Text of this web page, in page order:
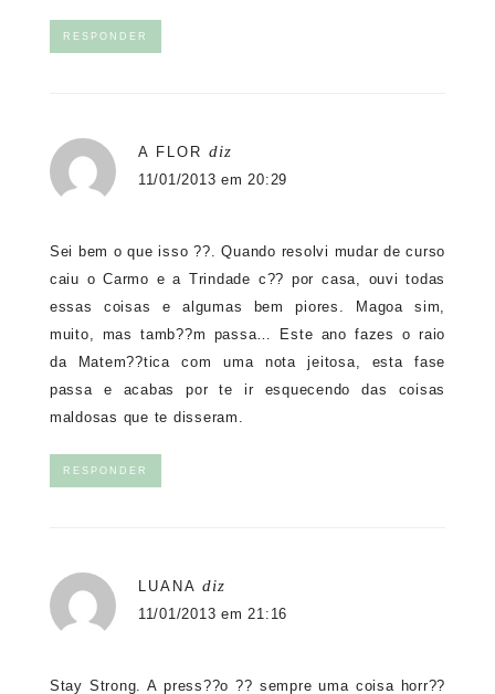
RESPONDER
A FLOR diz
11/01/2013 em 20:29
Sei bem o que isso ??. Quando resolvi mudar de curso
caiu o Carmo e a Trindade c?? por casa, ouvi todas
essas coisas e algumas bem piores. Magoa sim,
muito, mas tamb??m passa… Este ano fazes o raio
da Matem??tica com uma nota jeitosa, esta fase
passa e acabas por te ir esquecendo das coisas
maldosas que te disseram.
RESPONDER
LUANA diz
11/01/2013 em 21:16
Stay Strong. A press??o ?? sempre uma coisa horr??